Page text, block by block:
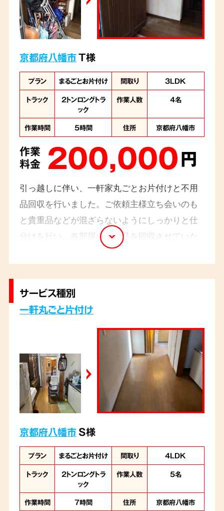
京都府八幡市T様
プラン まるごとお片付け 間取り
3LDK
トラック
2トンロングトラ
ック
作業人数 4名
作業時間 5時間 住所 京都府八幡市
作業
料金 200,000円
引っ越しに伴い、一軒家丸ごとお片付けと不用
品回収を行いました。ご依頼主様立ち会いのも
と貴重品などが混ざらないようにしっかりと仕
分けを行い、各部屋の不用品を回収させていた
だきました。スタッフ4名でお伺いし、5時間ほ
どで終了いたしました。
サービス種別
一軒丸ごと片付け
京都府八幡市S様
プラン まるごとお片付け 間取り
4LDK
トラック
2トンロングトラ
ック
作業人数 5名
作業時間 7時間 住所 京都府八幡市